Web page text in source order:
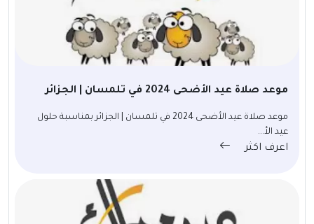
موعد صلاة عيد الأضحى 2024 في تلمسان | الجزائر
موعد صلاة عيد الأضحى 2024 في تلمسان | الجزائر بمناسبة حلول
عيد الأ...
اعرف اكثر